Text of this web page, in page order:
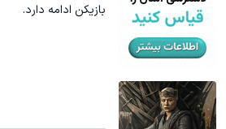
بازیکن ادامه دارد.